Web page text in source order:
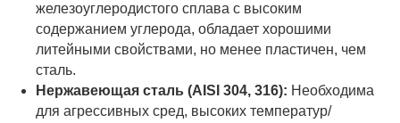
железоуглеродистого сплава с высоким
содержанием углерода, обладает хорошими
литейными свойствами, но менее пластичен, чем
сталь.
Нержавеющая сталь (AISI 304, 316): Необходима
для агрессивных сред, высоких температур/